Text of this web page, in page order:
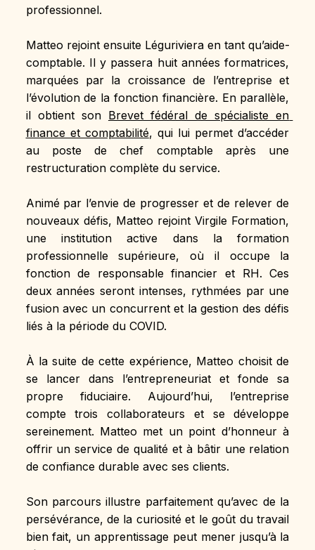
professionnel.
Matteo rejoint ensuite Léguriviera en tant qu’aide-
comptable. Il y passera huit années formatrices,
marquées par la croissance de l’entreprise et
l’évolution de la fonction financière. En parallèle,
il obtient son Brevet fédéral de spécialiste en
finance et comptabilité, qui lui permet d’accéder
au poste de chef comptable après une
restructuration complète du service.
Animé par l’envie de progresser et de relever de
nouveaux défis, Matteo rejoint Virgile Formation,
une institution active dans la formation
professionnelle supérieure, où il occupe la
fonction de responsable financier et RH. Ces
deux années seront intenses, rythmées par une
fusion avec un concurrent et la gestion des défis
liés à la période du COVID.
À la suite de cette expérience, Matteo choisit de
se lancer dans l’entrepreneuriat et fonde sa
propre fiduciaire. Aujourd’hui, l’entreprise
compte trois collaborateurs et se développe
sereinement. Matteo met un point d’honneur à
offrir un service de qualité et à bâtir une relation
de confiance durable avec ses clients.
Son parcours illustre parfaitement qu’avec de la
persévérance, de la curiosité et le goût du travail
bien fait, un apprentissage peut mener jusqu’à la